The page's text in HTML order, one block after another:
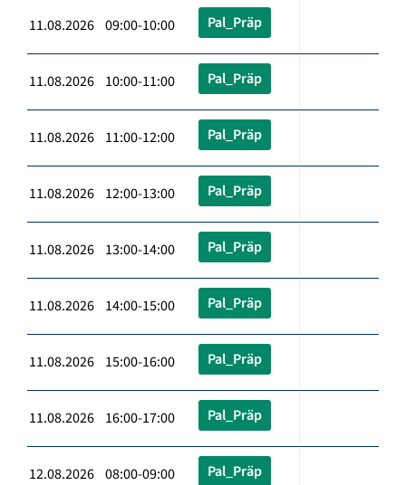
11.08.2026 09:00-10:00 Pal_Präp
11.08.2026 10:00-11:00 Pal_Präp
11.08.2026 11:00-12:00 Pal_Präp
11.08.2026 12:00-13:00 Pal_Präp
11.08.2026 13:00-14:00 Pal_Präp
11.08.2026 14:00-15:00 Pal_Präp
11.08.2026 15:00-16:00 Pal_Präp
11.08.2026 16:00-17:00 Pal_Präp
12.08.2026 08:00-09:00 Pal_Präp